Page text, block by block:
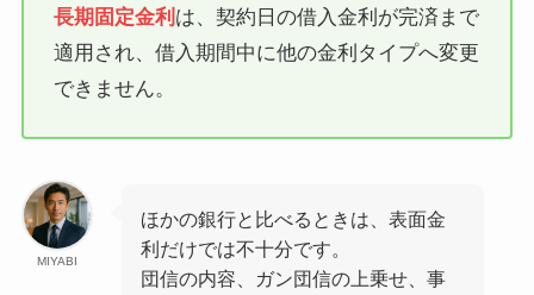
長期固定金利 は、契約日の借入金利が完済まで
適用され、借入期間中に他の金利タイプへ変更
できません。
MIYABI
ほかの銀行と比べるときは、表面金
利だけでは不十分です。
団信の内容、ガン団信の上乗せ、事